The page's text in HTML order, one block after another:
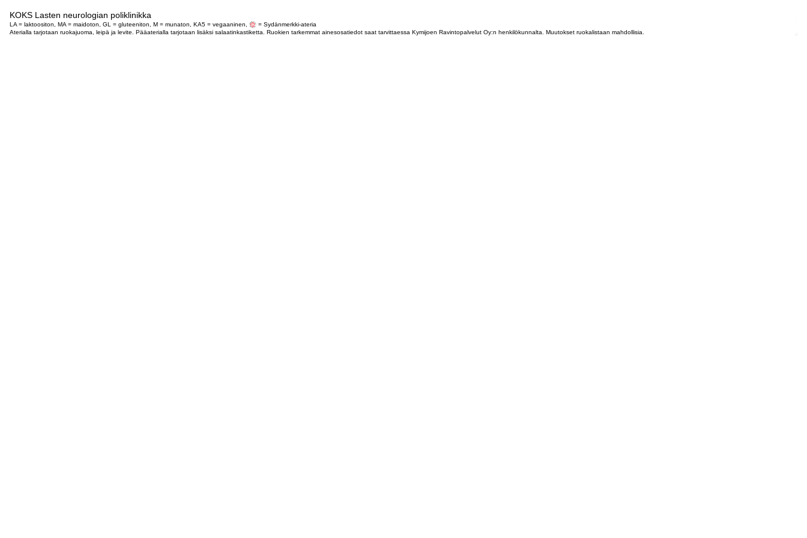
KOKS Lasten neurologian poliklinikka
LA = laktoositon, MA = maidoton, GL = gluteeniton, M = munaton, KA5 = vegaaninen,
= Sydänmerkki-ateria
Aterialla tarjotaan ruokajuoma, leipä ja levite. Pääaterialla tarjotaan lisäksi salaatinkastiketta. Ruokien tarkemmat ainesosatiedot saat tarvittaessa Kymijoen Ravintopalvelut Oy:n henkilökunnalta. Muutokset ruokalistaan mahdollisia.